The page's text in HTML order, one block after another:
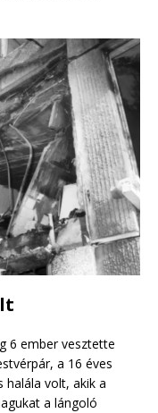
6 ember vesztette
a 16 éves
halála volt, akik a
a lángoló